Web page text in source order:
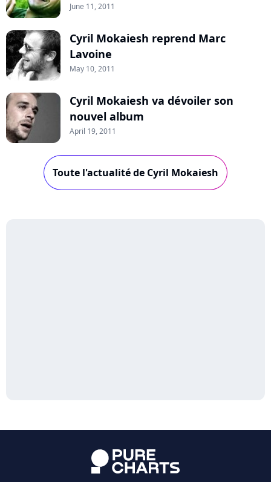
June 11, 2011
Cyril Mokaiesh reprend Marc
Lavoine
May 10, 2011
Cyril Mokaiesh va dévoiler son
nouvel album
April 19, 2011
Toute l'actualité de Cyril Mokaiesh